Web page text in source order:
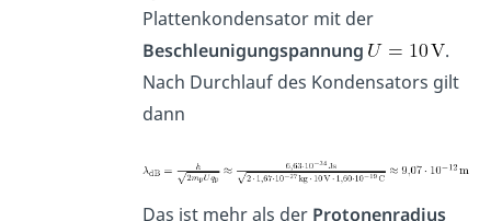
Plattenkondensator mit der
Beschleunigungspannung
.
Nach Durchlauf des Kondensators gilt
dann
Das ist mehr als der Protonenradius